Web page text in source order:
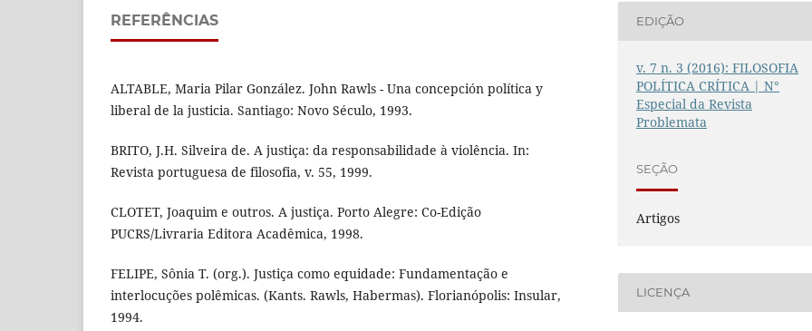
REFERÊNCIAS
ALTABLE, Maria Pilar González. John Rawls - Una concepción política y
liberal de la justicia. Santiago: Novo Século, 1993.
BRITO, J.H. Silveira de. A justiça: da responsabilidade à violência. In:
Revista portuguesa de filosofia, v. 55, 1999.
CLOTET, Joaquim e outros. A justiça. Porto Alegre: Co-Edição
PUCRS/Livraria Editora Acadêmica, 1998.
FELIPE, Sônia T. (org.). Justiça como equidade: Fundamentação e
interlocuções polêmicas. (Kants. Rawls, Habermas). Florianópolis: Insular,
1994.
EDIÇÃO
v. 7 n. 3 (2016): FILOSOFIA
POLÍTICA CRÍTICA | N°
Especial da Revista
Problemata
SEÇÃO
Artigos
LICENÇA